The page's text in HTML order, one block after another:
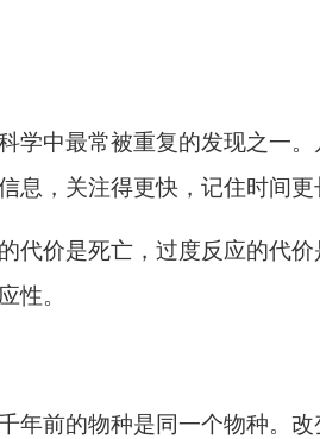
学中最常被重复的发现之一。
息，关注得更快，记住时间更
代价是死亡，过度反应的代价
性。
年前的物种是同一个物种。改